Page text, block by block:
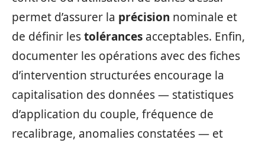
permet d’assurer la précision nominale et
de définir lestolérances acceptables. Enfin,
documenter les opérations avec des fiches
d’intervention structurées encourage la
capitalisation des données — statistiques
d’application du couple, fréquence de
recalibrage, anomalies constatées — et